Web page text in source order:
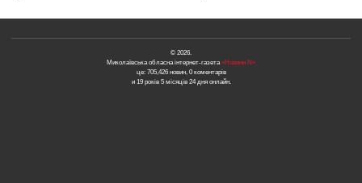
© 2026.
Миколаївська обласна інтернет-газета«Новини N»
це: 705,426 новин, 0 коментарів
и 19 років 5 місяців 24 дня онлайн.